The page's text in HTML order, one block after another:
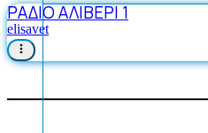
ΡΑΔΙΟ ΑΛΙΒΕΡΙ 1
elisavet